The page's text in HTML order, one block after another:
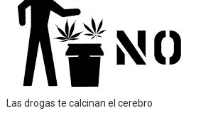
Las drogas te calcinan el cerebro